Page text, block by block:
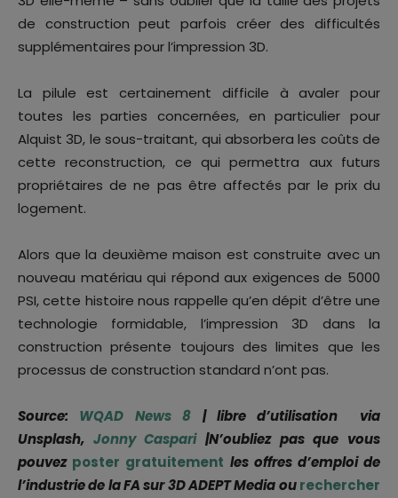
de construction peut parfois créer des difficultés
supplémentaires pour l’impression 3D.
La pilule est certainement difficile à avaler pour
toutes les parties concernées, en particulier pour
Alquist 3D, le sous-traitant, qui absorbera les coûts de
cette reconstruction, ce qui permettra aux futurs
propriétaires de ne pas être affectés par le prix du
logement.
Alors que la deuxième maison est construite avec un
nouveau matériau qui répond aux exigences de 5000
PSI, cette histoire nous rappelle qu’en dépit d’être une
technologie formidable, l’impression 3D dans la
construction présente toujours des limites que les
processus de construction standard n’ont pas.
Source: WQAD News 8 | libre d’utilisation via
Unsplash, Jonny Caspari|N’oubliez pas que vous
pouvez poster gratuitement les offres d’emploi de
l’industrie de la FA sur 3D ADEPT Media ourechercher